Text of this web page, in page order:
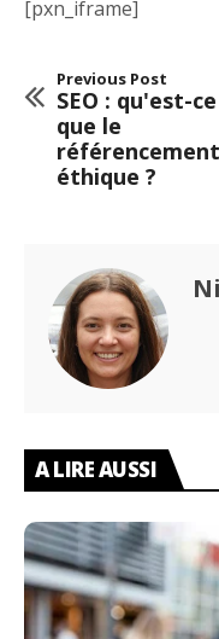
[pxn_iframe]
Previous Post
SEO : qu'est-ce
que le
référencement
éthique ?
A LIRE AUSSI